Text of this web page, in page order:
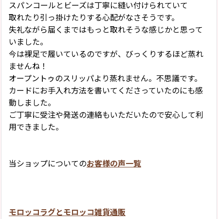
スパンコールとビーズは丁寧に縫い付けられていて
取れたり引っ掛けたりする心配がなさそうです。
失礼ながら届くまではもっと取れそうな感じかと思って
いました。
今は裸足で履いているのですが、びっくりするほど蒸れ
ませんね！
オープントゥのスリッパより蒸れません。不思議です。
カードにお手入れ方法を書いてくださっていたのにも感
動しました。
ご丁寧に受注や発送の連絡もいただいたので安心して利
用できました。
当ショップについてのお客様の声一覧
モロッコラグとモロッコ雑貨通販